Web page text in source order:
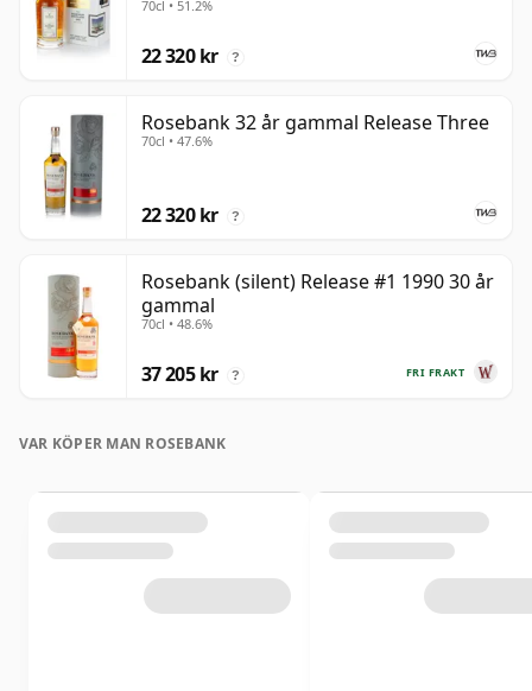
70cl • 51.2%
22 320 kr ?
Rosebank 32 år gammal Release Three
70cl • 47.6%
22 320 kr ?
Rosebank (silent) Release #1 1990 30 år
gammal
70cl • 48.6%
FRI FRAKT
37 205 kr ?
VAR KÖPER MAN ROSEBANK